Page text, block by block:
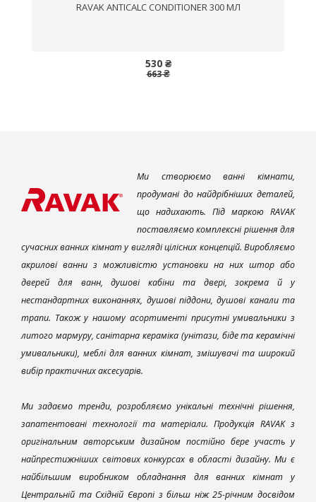
RAVAK ANTICALC CONDITIONER 300 МЛ
530 ₴
663 ₴
Ми створюємо ванні кімнати,
продумані до найдрібніших деталей,
що надихають. Під маркою RAVAK
поставляємо комплексні рішення для
сучасних ванних кімнат у вигляді цілісних концепцій. Виробляємо
акрилові ванни з можливістю установки на них штор або
дверей для ванн, душові кабіни та двері, зокрема й у
нестандартних виконаннях, душові піддони, душові канали та
трапи. Також у нашому асортименті присутні умивальники з
литого мармуру, санітарна кераміка (унітази, біде та керамічні
умивальники), меблі для ванних кімнат, змішувачі та широкий
вибір практичних аксесуарів.
Ми задаємо тренди, розробляємо унікальні технічні рішення,
запатентовані технології та матеріали. Продукція RAVAK з
оригінальним авторським дизайном постійно бере участь у
найпрестижніших світових конкурсах в області дизайну. Ми є
найбільшим виробником обладнання для ванних кімнат у
Центральній та Східній Європі з більш ніж 25-річним досвідом